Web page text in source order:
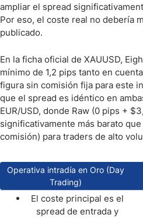
ampliar el spread
Por eso, el coste real no debería
publicado.
En la ficha oficial de XAUUSD,
mínimo de 1,2 pips tanto en
figura sin comisión fija para este
que el spread es idéntico en
EUR/USD, donde Raw (0 pips +
significativamente más barato
comisión) para traders de alto
Operativa intradía en Oro (Day
Trading)
El coste principal es el
spread de entrada y